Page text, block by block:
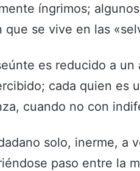
íngrimos;
que se vive en las
es reducido a
cada quien es
cuando no con
solo, inerme, a
paso entre la